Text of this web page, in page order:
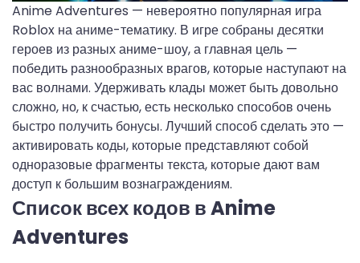
Anime Adventures — невероятно популярная игра
Roblox на аниме-тематику. В игре собраны десятки
героев из разных аниме-шоу, а главная цель —
победить разнообразных врагов, которые наступают на
вас волнами. Удерживать клады может быть довольно
сложно, но, к счастью, есть несколько способов очень
быстро получить бонусы. Лучший способ сделать это —
активировать коды, которые представляют собой
одноразовые фрагменты текста, которые дают вам
доступ к большим вознаграждениям.
Список всех кодов в Anime
Adventures